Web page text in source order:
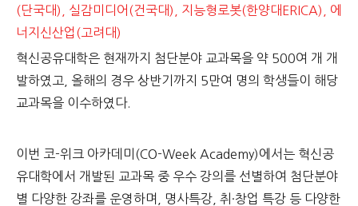
(단국대), 실감미디어(건국대), 지능형로봇(한양대ERICA), 에
너지신산업(고려대)
혁신공유대학은 현재까지 첨단분야 교과목을 약 500여 개 개
발하였고, 올해의 경우 상반기까지 5만여 명의 학생들이 해당
교과목을 이수하였다.
이번 코-위크 아카데미(CO-Week Academy)에서는 혁신공
유대학에서 개발된 교과목 중 우수 강의를 선별하여 첨단분야
별 다양한 강좌를 운영하며, 명사특강, 취·창업 특강 등 다양한